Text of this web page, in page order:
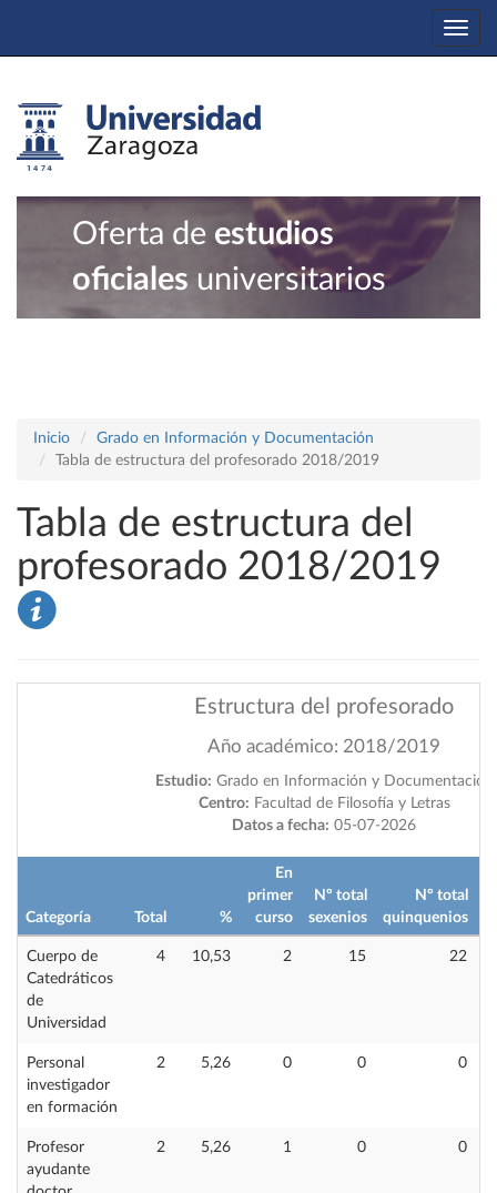
Oferta de estudios
oficiales universitarios
Inicio
Grado en Información y Documentación
Tabla de estructura del profesorado 2018/2019
Tabla de estructura del
profesorado 2018/2019
Estructura del profesorado
Año académico: 2018/2019
Estudio: Grado en Información y Documentación
Centro: Facultad de Filosofía y Letras
Datos a fecha: 05-07-2026
Categoría Total %
En
primer
curso
Nº total
sexenios
Nº total
quinquenios
Cuerpo de
Catedráticos
de
Universidad
4 10,53 2 15 22
Personal
investigador
en formación
2 5,26 0 0 0
Profesor
ayudante
2 5,26 1 0 0